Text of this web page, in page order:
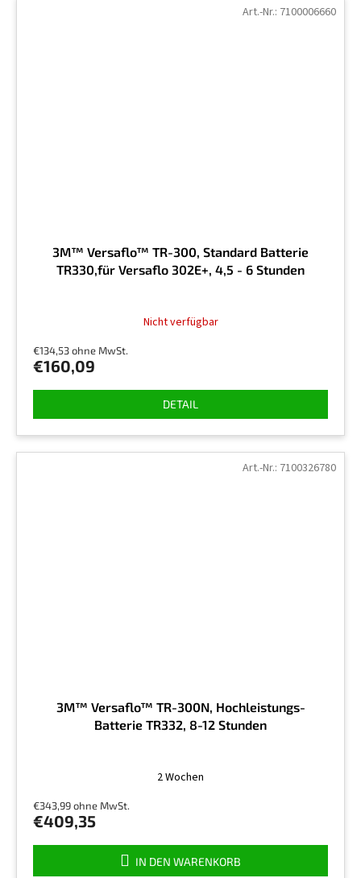
3M™ Versaflo™ TR-300, Standard Batterie
TR330,für Versaflo 302E+, 4,5 - 6 Stunden
Nicht verfügbar
€134,53 ohne MwSt.
€160,09
DETAIL
Art.-Nr.: 7100006660
3M™ Versaflo™ TR-300N, Hochleistungs-
Batterie TR332, 8-12 Stunden
2 Wochen
€343,99 ohne MwSt.
€409,35
IN DEN WARENKORB
Art.-Nr.: 7100326780